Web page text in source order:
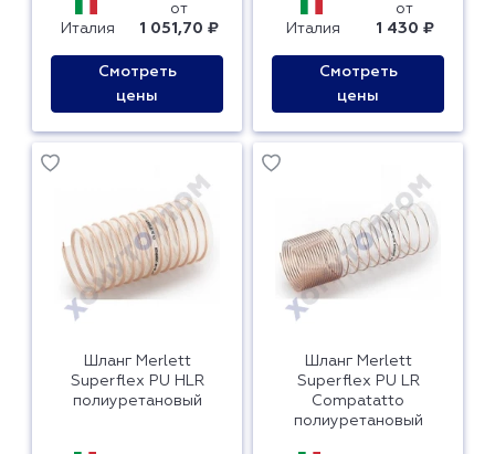
Италия
от
1 051,70 ₽
Смотреть
цены
Италия
от
1 430 ₽
Смотреть
цены
Шланг Merlett
Superflex PU HLR
полиуретановый
Шланг Merlett
Superflex PU LR
Compatatto
полиуретановый